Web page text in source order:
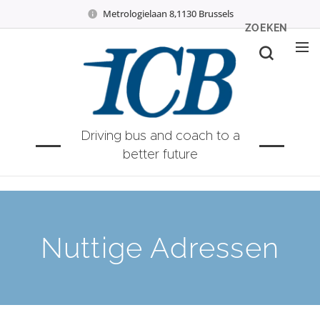
Metrologielaan 8,1130 Brussels
Driving bus and coach to a
better future
ZOEKEN
Nuttige Adressen